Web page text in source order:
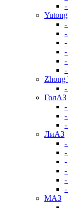
Yutong
Zhong
ГолАЗ
ЛиАЗ
МАЗ